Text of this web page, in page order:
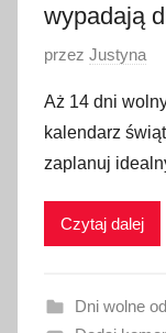
wypadają
O
u
b
l
i
a
przez Justyna
Aż 14 dni
kalendarz
zaplanuj
Czytaj dalej
Dni wolne